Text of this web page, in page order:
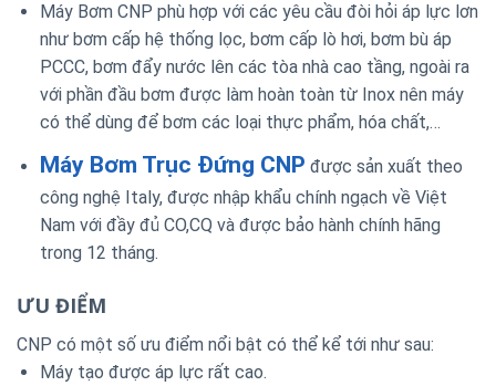
Máy Bơm CNP phù hợp với các yêu cầu đòi hỏi áp lực lơn
như bơm cấp hệ thống lọc, bơm cấp lò hơi, bơm bù áp
PCCC, bơm đẩy nước lên các tòa nhà cao tầng, ngoài ra
với phần đầu bơm được làm hoàn toàn từ Inox nên máy
có thể dùng để bơm các loại thực phẩm, hóa chất,…
Máy Bơm Trục Đứng CNP được sản xuất theo
công nghệ Italy, được nhập khẩu chính ngạch về Việt
Nam với đầy đủ CO,CQ và được bảo hành chính hãng
trong 12 tháng.
ƯU ĐIỂM
CNP có một số ưu điểm nổi bật có thể kể tới như sau:
Máy tạo được áp lực rất cao.